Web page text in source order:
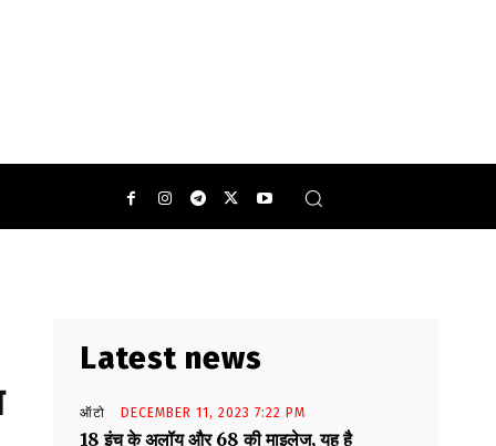
Latest news
ऑटो DECEMBER 11, 2023 7:22 PM
18 इंच के अलॉय और 68 की माइलेज, यह है